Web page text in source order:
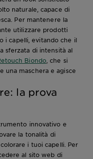
naturale, capace di
Per mantenere la
utilizzare prodotti
i capelli, evitando che il
sferzata di intensità al
Biondo, che si
una maschera e agisce
la prova
innovativo e
la tonalità di
i tuoi capelli. Per
al sito web di